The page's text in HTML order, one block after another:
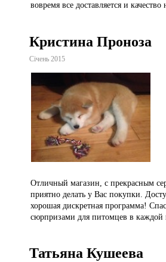
вовремя все доставляется и качество
Кристина Проноза
Січень 2015
Отличный магазин, с прекрасным
приятно делать у Вас покупки.
хорошая дискретная программа!
сюрпризами для питомцев в каждой
Татьяна Кушеева